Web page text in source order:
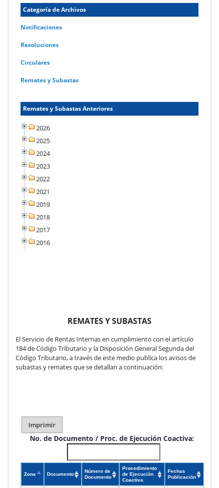
Categoría de Archivos
Notificaciones
Resoluciones
Circulares
Remates y Subastas
Remates y Subastas Anteriores
2026
2025
2024
2023
2022
2021
2019
2018
2017
2016
REMATES Y SUBASTAS
El Servicio de Rentas Internas en cumplimiento con el artículo
184 de Código Tributario y la Disposición General Segunda del
Código Tributario, a través de este medio publica los avisos de
subastas y remates que se detallan a continuación:
Imprimir
No. de Documento / Proc. de Ejecución Coactiva:
Zona Documento
Número de
Documento
Procedimiento
de Ejecución
Coactiva
Fechas
Publicación